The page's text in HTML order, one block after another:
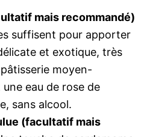
mais recommandé)
suffisent pour apporter
et exotique, très
moyen-
eau de rose de
sans alcool.
(facultatif mais